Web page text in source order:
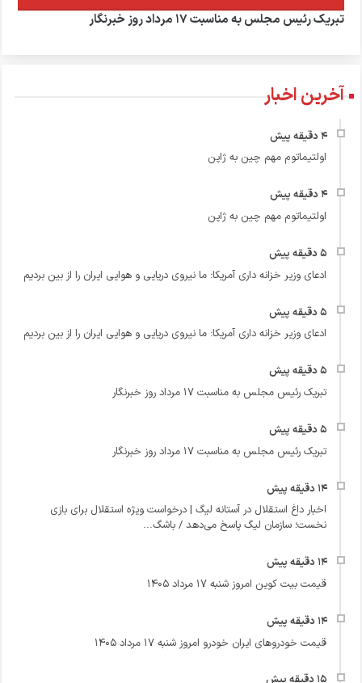
تبریک رئیس مجلس به مناسبت ۱۷ مرداد روز خبرنگار
آخرین اخبار
اولتیماتوم مهم چین به ژاپن
اولتیماتوم مهم چین به ژاپن
ادعای وزیر خزانه داری آمریکا: ما نیروی دریایی و هوایی ایران را از بین بردیم
ادعای وزیر خزانه داری آمریکا: ما نیروی دریایی و هوایی ایران را از بین بردیم
تبریک رئیس مجلس به مناسبت ۱۷ مرداد روز خبرنگار
تبریک رئیس مجلس به مناسبت ۱۷ مرداد روز خبرنگار
اخبار داغ استقلال در آستانه لیگ | درخواست ویژه استقلال برای بازی
نخست؛ سازمان لیگ پاسخ می‌دهد / باشگ...
قیمت بیت کوین امروز شنبه ۱۷ مرداد ۱۴۰۵
قیمت خودرو‌های ایران خودرو امروز شنبه ۱۷ مرداد ۱۴۰۵